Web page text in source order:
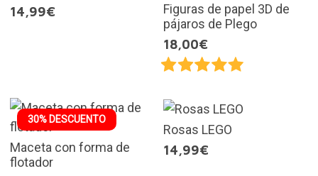
14,99€
Figuras de papel 3D de
pájaros de Plego
18,00€
30% DESCUENTO
Maceta con forma de
flotador
Rosas LEGO
14,99€